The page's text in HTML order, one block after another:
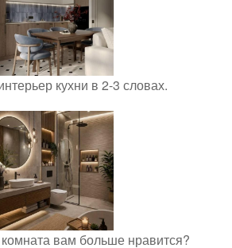
кухни в 2-3 словах.
вам больше нравится?